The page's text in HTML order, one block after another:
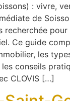
: vivre,
de
recherchée
Ce guide
les
conseils
CLOVIS […]